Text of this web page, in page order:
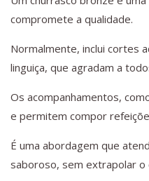
compromete a qualidade.
Normalmente, inclui cortes
linguiça, que agradam a
Os acompanhamentos,
e permitem compor
É uma abordagem que
saboroso, sem extrapolar o